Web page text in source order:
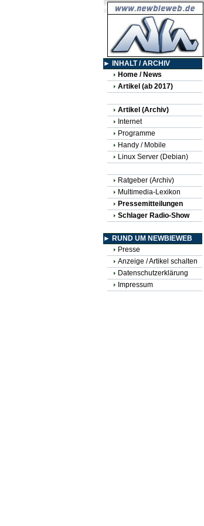
► INHALT / ARCHIV
Home / News
Artikel (ab 2017)
Artikel (Archiv)
Internet
Programme
Handy / Mobile
Linux Server (Debian)
Ratgeber (Archiv)
Multimedia-Lexikon
Pressemitteilungen
Schlager Radio-Show
► RUND UM NEWBIEWEB
Presse
Anzeige / Artikel schalten
Datenschutzerklärung
Impressum